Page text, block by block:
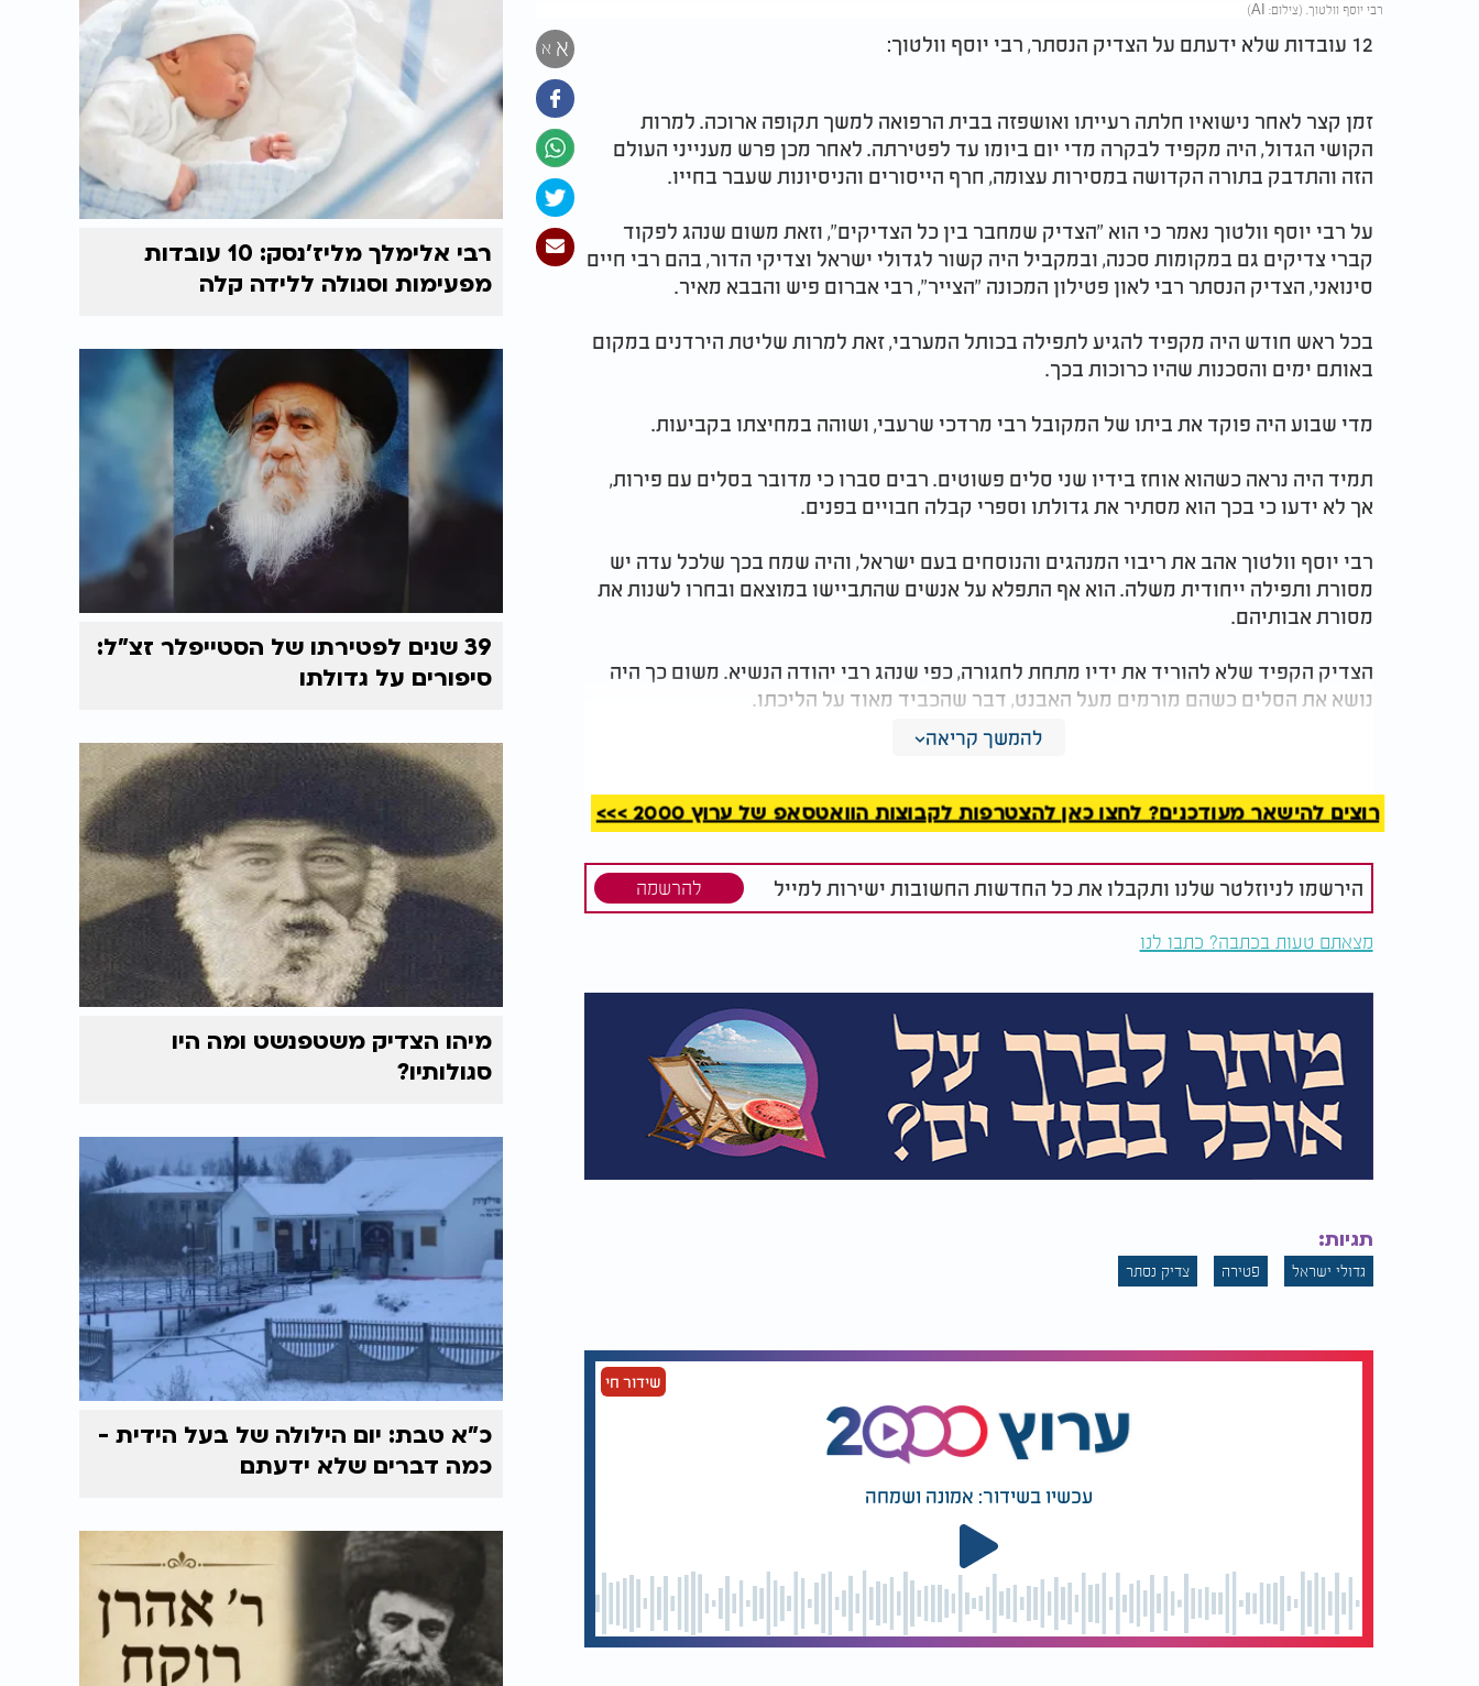
רבי יוסף וולטוך. (צילום: AI)
א א 12 עובדות שלא ידעתם על הצדיק הנסתר, רבי יוסף וולטוך:
זמן קצר לאחר נישואיו חלתה רעייתו ואושפזה בבית הרפואה למשך תקופה ארוכה. למרות
הקושי הגדול, היה מקפיד לבקרה מדי יום ביומו עד לפטירתה. לאחר מכן פרש מענייני העולם
הזה והתדבק בתורה הקדושה במסירות עצומה, חרף הייסורים והניסיונות שעבר בחייו.
על רבי יוסף וולטוך נאמר כי הוא "הצדיק שמחבר בין כל הצדיקים", וזאת משום שנהג לפקוד
קברי צדיקים גם במקומות סכנה, ובמקביל היה קשור לגדולי ישראל וצדיקי הדור, בהם רבי חיים
סינואני, הצדיק הנסתר רבי לאון פטילון המכונה "הצייר", רבי אברום פיש והבבא מאיר.
בכל ראש חודש היה מקפיד להגיע לתפילה בכותל המערבי, זאת למרות שליטת הירדנים במקום
באותם ימים והסכנות שהיו כרוכות בכך.
מדי שבוע היה פוקד את ביתו של המקובל רבי מרדכי שרעבי, ושוהה במחיצתו בקביעות.
תמיד היה נראה כשהוא אוחז בידיו שני סלים פשוטים. רבים סברו כי מדובר בסלים עם פירות,
אך לא ידעו כי בכך הוא מסתיר את גדולתו וספרי קבלה חבויים בפנים.
רבי יוסף וולטוך אהב את ריבוי המנהגים והנוסחים בעם ישראל, והיה שמח בכך שלכל עדה יש
מסורת ותפילה ייחודית משלה. הוא אף התפלא על אנשים שהתביישו במוצאם ובחרו לשנות את
מסורת אבותיהם.
הצדיק הקפיד שלא להוריד את ידיו מתחת לחגורה, כפי שנהג רבי יהודה הנשיא. משום כך היה
נושא את הסלים כשהם מורמים מעל האבנט, דבר שהכביד מאוד על הליכתו.
לרבי יוסף וולטוך היה קשר מיוחד ועמוק עם הבבא מאיר. לאחר פטירת הבבא מאיר, סיפר כי
יוסף וולטוך. הבבא מאיר הסתלק בי"ז בניסן, ורבי יוסף וולטוך נפטר בכ' באייר
רבי יוסף וולטוך גדל בבית האדמו"ר מזוועהיל וספג מילדותו אווירה של קדושה ועבודת ה'.
החלבן סיפר כי באחד הימים ראה את רבי יוסף וולטוך מנענע ארבעה מינים שלא בתקופת חג
הסוכות בתוך המקווה. כאשר שאל אותו לפשר הדבר, השיב לו בקצרה: "יש דברים בגו
סגולה גדולה שמסר רבי יוסף וולטוך עוסקת בכוונה בתפילת שמונה עשרה. לדבריו, עיקר
הכוונה בברכת "האל הקדוש", וכאשר אומרים "ברוך אתה ה'" יש לכוון דווקא בה"א האחרונה
ולצייר בה את שם אדנות, על פי חכמת הקבלה.
הצדיק אמר כי כל מי שנולד בכ"ד לחודש, תפילתו מתקבלת בשמיים, על פי הפסוק בתהילים:
"כל דך לא תכלם", כאשר המילה "דך" בהיפוך אותיות היא כ"ד.
להמשך קריאה
רוצים להישאר מעודכנים? לחצו כאן להצטרפות לקבוצות הוואטסאפ של ערוץ 2000 >>>
הירשמו לניוזלטר שלנו ותקבלו את כל החדשות החשובות ישירות למייל להרשמה
מצאתם טעות בכתבה? כתבו לנו
תגיות:
גדולי ישראל פטירה צדיק נסתר
שידור חי
עכשיו בשידור: אמונה ושמחה
רבי אלימלך מליז’נסק: 10 עובדות
מפעימות וסגולה ללידה קלה
39 שנים לפטירתו של הסטייפלר זצ"ל:
סיפורים על גדולתו
מיהו הצדיק משטפנשט ומה היו
סגולותיו?
כ"א טבת: יום הילולה של בעל הידית -
כמה דברים שלא ידעתם